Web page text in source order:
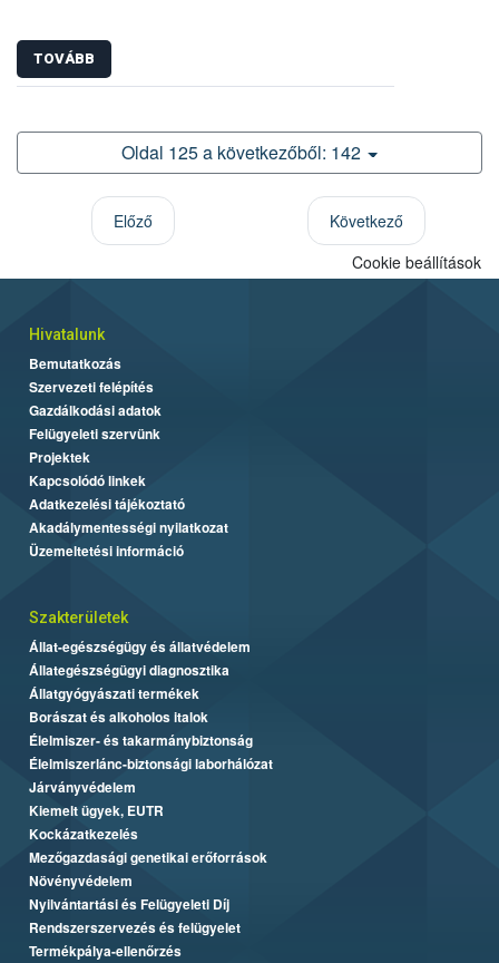
TOVÁBB
Oldal 125 a következőből: 142
Előző
Következő
Cookie beállítások
Hivatalunk
Bemutatkozás
Szervezeti felépítés
Gazdálkodási adatok
Felügyeleti szervünk
Projektek
Kapcsolódó linkek
Adatkezelési tájékoztató
Akadálymentességi nyilatkozat
Üzemeltetési információ
Szakterületek
Állat-egészségügy és állatvédelem
Állategészségügyi diagnosztika
Állatgyógyászati termékek
Borászat és alkoholos italok
Élelmiszer- és takarmánybiztonság
Élelmiszerlánc-biztonsági laborhálózat
Járványvédelem
Kiemelt ügyek, EUTR
Kockázatkezelés
Mezőgazdasági genetikai erőforrások
Növényvédelem
Nyilvántartási és Felügyeleti Díj
Rendszerszervezés és felügyelet
Termékpálya-ellenőrzés